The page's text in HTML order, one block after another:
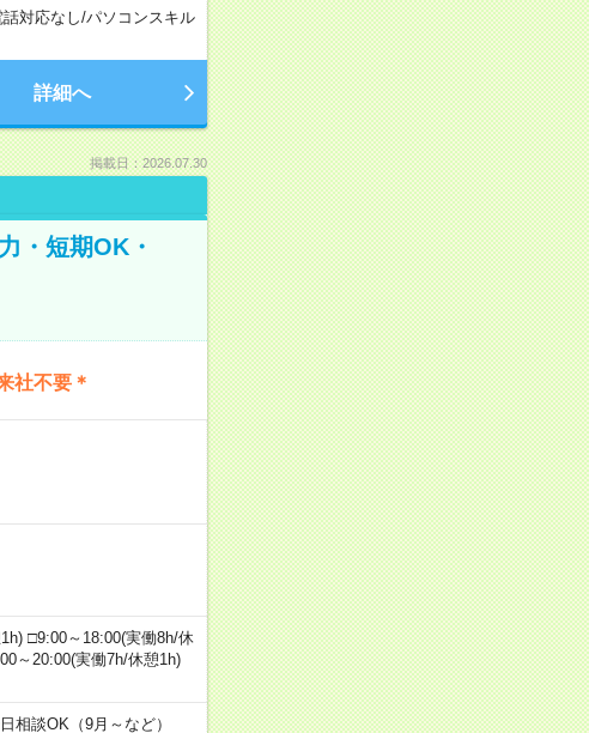
対応なし/パソコンスキル
詳細へ
掲載日：2026.07.30
・短期OK・
社不要＊
□9:00～18:00(実働8h/休
～20:00(実働7h/休憩1h)
談OK（9月～など）